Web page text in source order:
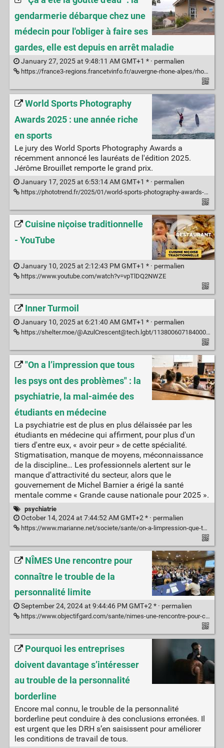
gendarmerie débarque chez une
médecin pour l'obliger à faire ses
gardes, elle est depuis en arrêt maladie
January 27, 2025 at 9:48:11 AM GMT+1 * · permalien
https://france3-regions.francetvinfo.fr/auvergne-rhone-alpes/rhone/ca-a-ete-la-goutte-d-eau-la-gendarmerie-debarque-chez-une-medecin-pour-l-obliger-a-faire-ses-gardes-elle-est-depuis-en-arret-maladie-3097615.html
World Sports Photography
Awards 2025 : une année riche
en sports
Le jury des World Sports Photography Awards a
récemment annoncé les lauréats de l'édition 2025.
Jérôme Brouillet remporte le grand prix.
January 17, 2025 at 6:53:14 AM GMT+1 * · permalien
https://phototrend.fr/2025/01/world-sports-photography-awards-2025/
Cuisine niçoise traditionnelle
- YouTube
January 10, 2025 at 2:12:43 PM GMT+1 * · permalien
https://www.youtube.com/watch?v=vpTlDQ2NWZE
Inner Turmoil
January 10, 2025 at 6:21:40 AM GMT+1 * · permalien
https://shelter.moe/@AzulCrescent@tech.lgbt/113800607184000729
"On a l’impression que tous
les psys ont des problèmes" : la
psychiatrie, la mal-aimée des
étudiants en médecine
La psychiatrie est de plus en plus délaissée par les
étudiants en médecine qui affirment, pour plus d'un
tiers d'entre eux, « avoir peur » de cette spécialité.
Stigmatisation, manque de moyens, méconnaissance
de la discipline… Les professionnels alertent sur le
manque d'attractivité du secteur, alors que le
gouvernement de Michel Barnier a érigé la santé
mentale comme « Grande cause nationale pour 2025 ».
psychiatrie
October 14, 2024 at 7:44:52 AM GMT+2 * · permalien
https://www.marianne.net/societe/sante/on-a-limpression-que-tous-les-psys-ont-des-problemes-la-psychiatrie-la-mal-aimee-des-etudiants-en-medecine
NÎMES Une rencontre pour
connaître le trouble de la
personnalité limite
September 24, 2024 at 9:44:46 PM GMT+2 * · permalien
https://www.objectifgard.com/sante/nimes-une-rencontre-pour-connaitre-le-trouble-de-la-personnalite-limite-134297.php
Pourquoi les entreprises
doivent davantage s’intéresser
au trouble de la personnalité
borderline
Encore mal connu, le trouble de la personnalité
borderline peut conduire à des conclusions erronées. Il
est urgent que les DRH s’en saisissent pour améliorer
les conditions de travail de tous.